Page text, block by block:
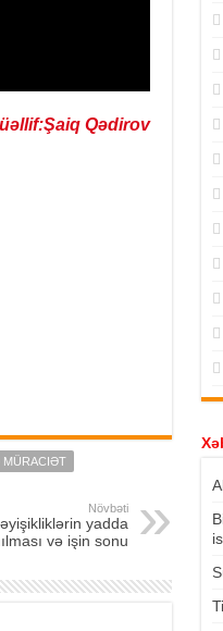
Qədirov
Növbəti
yadda
və işin sonu